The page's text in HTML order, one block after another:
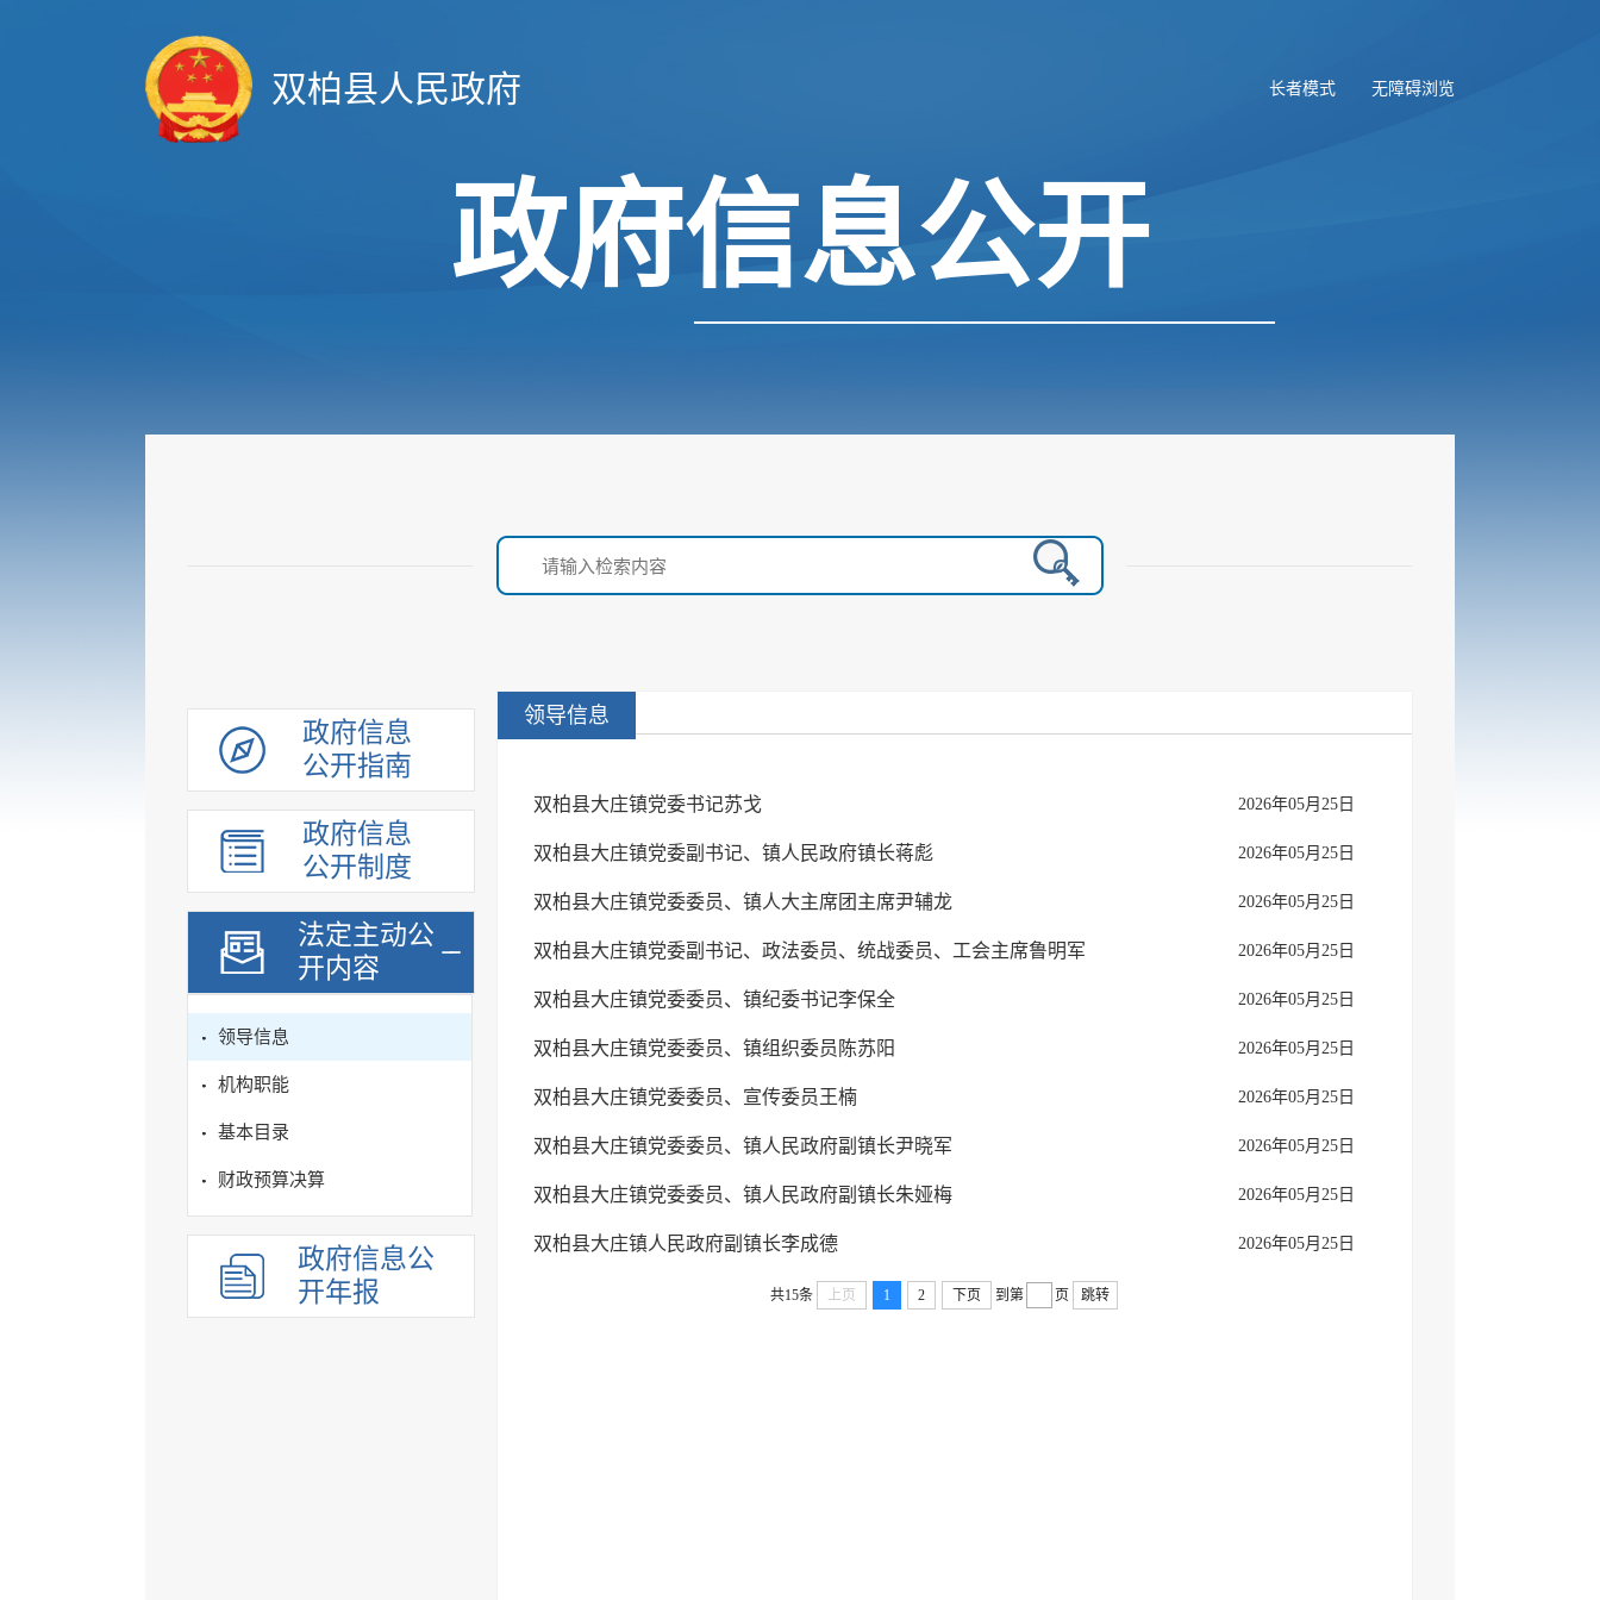
无障碍浏览
长者模式
双柏县人民政府
政府信息公开
政府信息
公开指南
政府信息
公开制度
法定主动公
开内容
领导信息
机构职能
基本目录
财政预算决算
政府信息公
开年报
领导信息
2026年05月25日
双柏县大庄镇党委书记苏戈
2026年05月25日
双柏县大庄镇党委副书记、镇人民政府镇长蒋彪
2026年05月25日
双柏县大庄镇党委委员、镇人大主席团主席尹辅龙
2026年05月25日
双柏县大庄镇党委副书记、政法委员、统战委员、工会主席鲁明军
2026年05月25日
双柏县大庄镇党委委员、镇纪委书记李保全
2026年05月25日
双柏县大庄镇党委委员、镇组织委员陈苏阳
2026年05月25日
双柏县大庄镇党委委员、宣传委员王楠
2026年05月25日
双柏县大庄镇党委委员、镇人民政府副镇长尹晓军
2026年05月25日
双柏县大庄镇党委委员、镇人民政府副镇长朱娅梅
2026年05月25日
双柏县大庄镇人民政府副镇长李成德
共15条 上页 1 2 下页 到第 页 跳转